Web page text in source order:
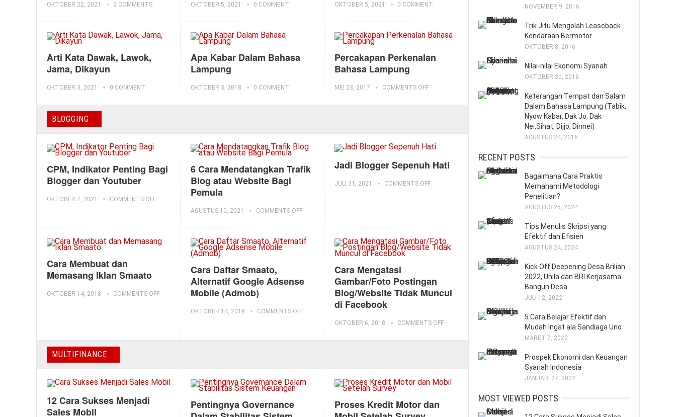
OKTOBER 22, 2021 2 COMMENTS OKTOBER 5, 2021 0 COMMENT OKTOBER 5, 2021 0 COMMENT
Arti Kata Dawak, Lawok,
Jama, Dikayun
OKTOBER 3, 2021 0 COMMENT
Apa Kabar Dalam Bahasa
Lampung
OKTOBER 3, 2018 0 COMMENT
Percakapan Perkenalan
Bahasa Lampung
MEI 23, 2017 COMMENTS OFF
BLOGGING
CPM, Indikator Penting Bagi
Blogger dan Youtuber
OKTOBER 7, 2021 COMMENTS OFF
6 Cara Mendatangkan Trafik
Blog atau Website Bagi
Pemula
AGUSTUS 10, 2021 COMMENTS OFF
Jadi Blogger Sepenuh Hati
JULI 31, 2021 COMMENTS OFF
Cara Membuat dan
Memasang Iklan Smaato
OKTOBER 14, 2018 COMMENTS OFF
Cara Daftar Smaato,
Alternatif Google Adsense
Mobile (Admob)
OKTOBER 14, 2018 COMMENTS OFF
Cara Mengatasi
Gambar/Foto Postingan
Blog/Website Tidak Muncul
di Facebook
OKTOBER 6, 2018 COMMENTS OFF
MULTIFINANCE
12 Cara Sukses Menjadi
Sales Mobil
Pentingnya Governance
Proses Kredit Motor dan
NOVEMBER 9, 2016
Trik Jitu Mengolah Leaseback
Kendaraan Bermotor
OKTOBER 8, 2016
Nilai-nilai Ekonomi Syariah
OKTOBER 30, 2018
Keterangan Tempat dan Salam
Dalam Bahasa Lampung (Tabik,
Nyow Kabar, Dak Jo, Dak
Nei,Sihat, Dijjo, Dinnei)
AGUSTUS 24, 2016
RECENT POSTS
Bagaimana Cara Praktis
Memahami Metodologi
Penelitian?
AGUSTUS 25, 2024
Tips Menulis Skripsi yang
Efektif dan Efisien
AGUSTUS 24, 2024
Kick Off Deepening Desa Brilian
2022, Unila dan BRI Kerjasama
Bangun Desa
JULI 12, 2022
5 Cara Belajar Efektif dan
Mudah Ingat ala Sandiaga Uno
MARET 7, 2022
Prospek Ekonomi dan Keuangan
Syariah Indonesia
JANUARI 27, 2022
MOST VIEWED POSTS